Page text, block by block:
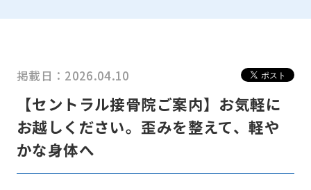
掲載日：2026.04.10
【セントラル接骨院ご案内】お気軽に
お越しください。歪みを整えて、軽や
かな身体へ